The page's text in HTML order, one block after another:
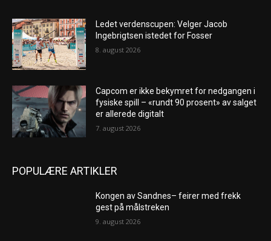
Ledet verdenscupen: Velger Jacob
Ingebrigtsen istedet for Fosser
8. august 2026
Capcom er ikke bekymret for nedgangen i
fysiske spill – «rundt 90 prosent» av salget
er allerede digitalt
7. august 2026
POPULÆRE ARTIKLER
Kongen av Sandnes– feirer med frekk
gest på målstreken
9. august 2026